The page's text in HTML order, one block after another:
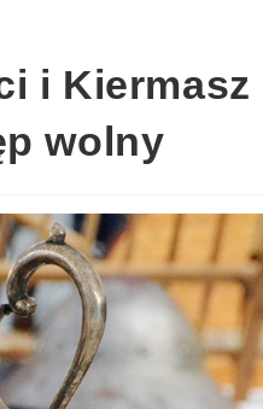
i Kiermasz
wolny